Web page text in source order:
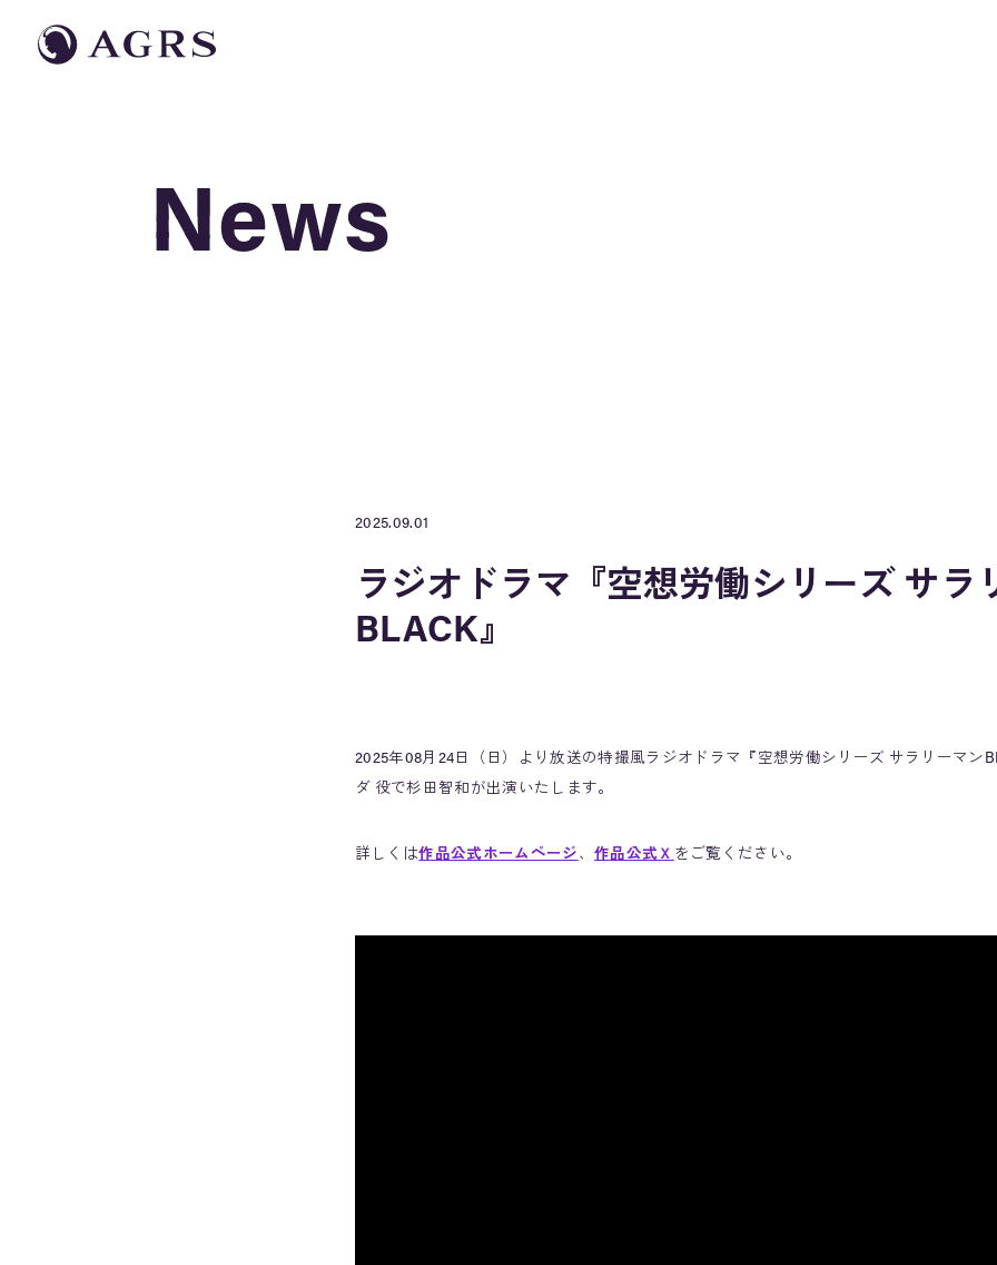
News
News
2025.09.01
ラジオドラマ『空想労働シリーズ サラ
BLACK』
2025年08月24日（日）より放送の特撮風ラジオドラマ『空想労働シリーズ サラリーマン
ダ 役で杉田智和が出演いたします。
詳しくは作品公式ホームページ 、作品公式Ｘ をご覧ください。